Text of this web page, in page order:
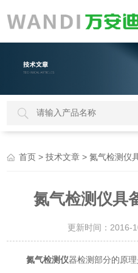
首页 >技术文章 > 氮气检测仪
氮气检测仪具
更新时间：2016-
氮气检测仪器检测部分的原